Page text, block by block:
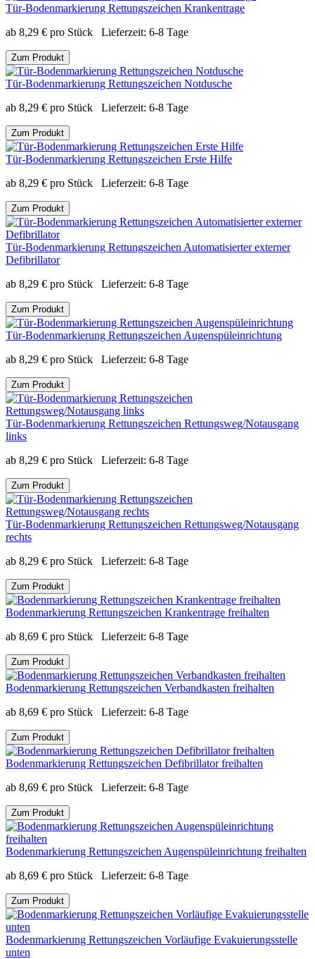
Tür-Bodenmarkierung Rettungszeichen Krankentrage
ab 8,29 € pro Stück Lieferzeit: 6-8 Tage
Zum Produkt
Tür-Bodenmarkierung Rettungszeichen Notdusche
ab 8,29 € pro Stück Lieferzeit: 6-8 Tage
Zum Produkt
Tür-Bodenmarkierung Rettungszeichen Erste Hilfe
ab 8,29 € pro Stück Lieferzeit: 6-8 Tage
Zum Produkt
Tür-Bodenmarkierung Rettungszeichen Automatisierter externer
Defibrillator
ab 8,29 € pro Stück Lieferzeit: 6-8 Tage
Zum Produkt
Tür-Bodenmarkierung Rettungszeichen Augenspüleinrichtung
ab 8,29 € pro Stück Lieferzeit: 6-8 Tage
Zum Produkt
Tür-Bodenmarkierung Rettungszeichen Rettungsweg/Notausgang
links
ab 8,29 € pro Stück Lieferzeit: 6-8 Tage
Zum Produkt
Tür-Bodenmarkierung Rettungszeichen Rettungsweg/Notausgang
rechts
ab 8,29 € pro Stück Lieferzeit: 6-8 Tage
Zum Produkt
Bodenmarkierung Rettungszeichen Krankentrage freihalten
ab 8,69 € pro Stück Lieferzeit: 6-8 Tage
Zum Produkt
Bodenmarkierung Rettungszeichen Verbandkasten freihalten
ab 8,69 € pro Stück Lieferzeit: 6-8 Tage
Zum Produkt
Bodenmarkierung Rettungszeichen Defibrillator freihalten
ab 8,69 € pro Stück Lieferzeit: 6-8 Tage
Zum Produkt
Bodenmarkierung Rettungszeichen Augenspüleinrichtung freihalten
ab 8,69 € pro Stück Lieferzeit: 6-8 Tage
Zum Produkt
Bodenmarkierung Rettungszeichen Vorläufige Evakuierungsstelle
unten